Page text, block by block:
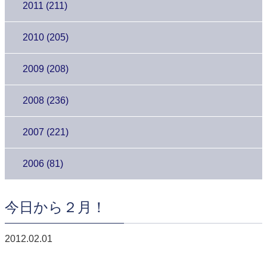
2011 (211)
2010 (205)
2009 (208)
2008 (236)
2007 (221)
2006 (81)
今日から２月！
2012.02.01